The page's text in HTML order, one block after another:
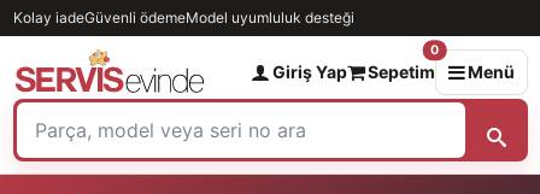
Kolay iadeGüvenli ödemeModel uyumluluk desteği
Giriş Yap Sepetim
0
Menü